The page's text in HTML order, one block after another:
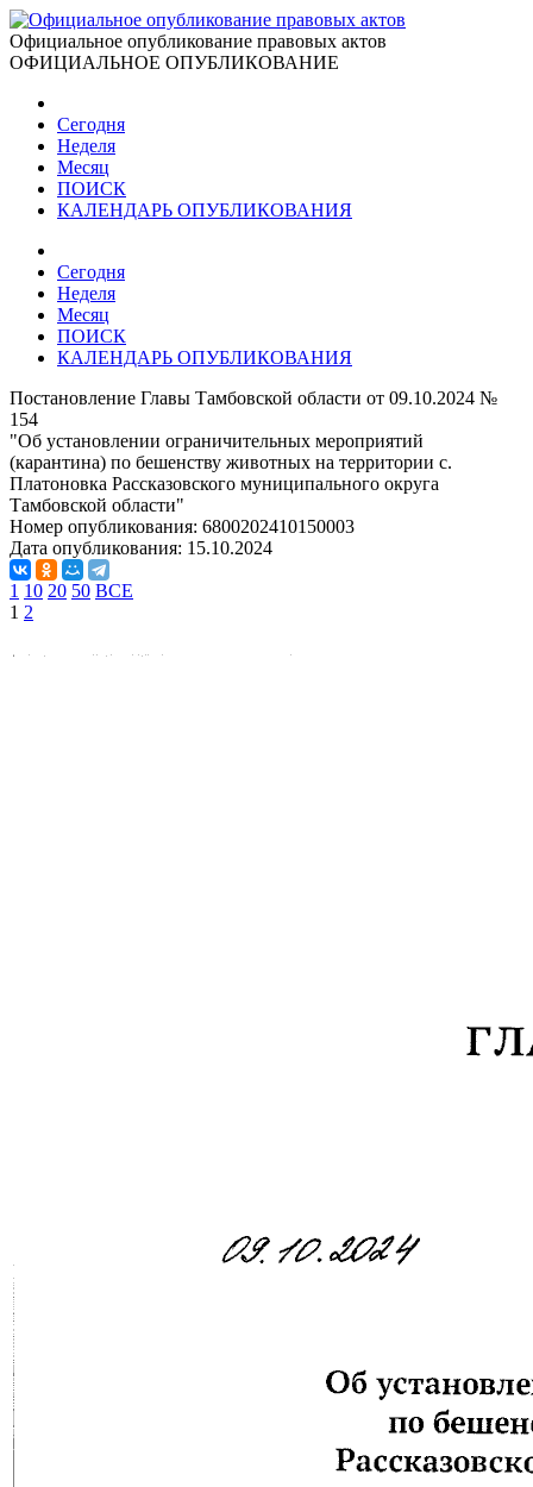
Официальное опубликование правовых актов
ОФИЦИАЛЬНОЕ ОПУБЛИКОВАНИЕ
Сегодня
Неделя
Месяц
ПОИСК
КАЛЕНДАРЬ ОПУБЛИКОВАНИЯ
Сегодня
Неделя
Месяц
ПОИСК
КАЛЕНДАРЬ ОПУБЛИКОВАНИЯ
Постановление Главы Тамбовской области от 09.10.2024 №
154
"Об установлении ограничительных мероприятий
(карантина) по бешенству животных на территории с.
Платоновка Рассказовского муниципального округа
Тамбовской области"
Номер опубликования: 6800202410150003
Дата опубликования: 15.10.2024
1 10 20 50 ВСЕ
1 2